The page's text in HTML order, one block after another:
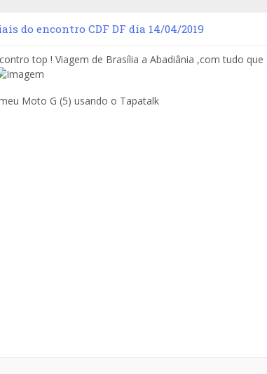
do encontro CDF DF dia 14/04/2019
top ! Viagem de Brasília a Abadiânia ,com tudo
Moto G (5) usando o Tapatalk